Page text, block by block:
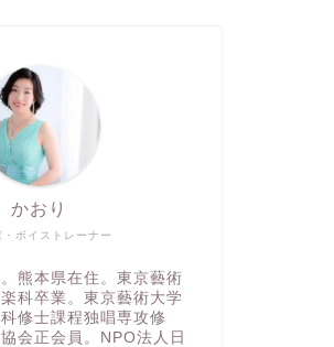
・ボイストレーナー
かおり
熊本県在住。東京藝術
科卒業。東京藝術大学
修士課程独唱専攻修
会正会員。NPO法人日